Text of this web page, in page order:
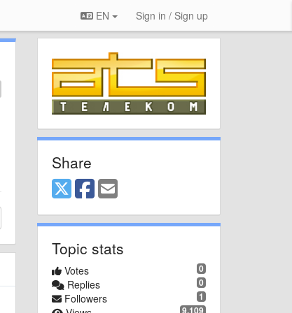
EN Sign in / Sign up
Share
Topic stats
0
Votes
0
Replies
1
Followers
9,109